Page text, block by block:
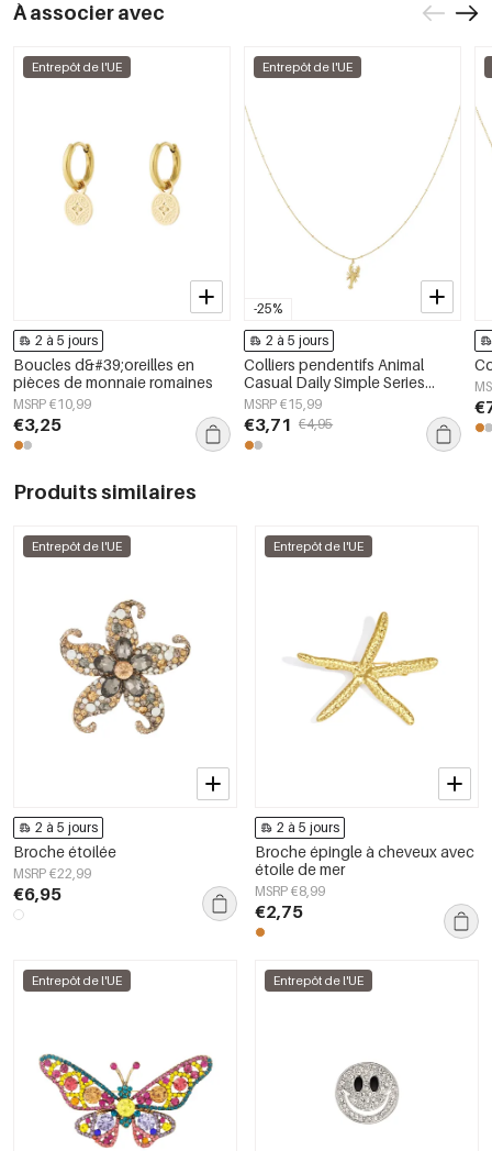
À associer avec
Entrepôt de l'UE
2 à 5 jours
Boucles d&#39;oreilles en
pièces de monnaie romaines
MSRP €10,99
€3,25
-25%
Entrepôt de l'UE
2 à 5 jours
Colliers pendentifs Animal
Casual Daily Simple Series
Bijoux pour femmes
MSRP €15,99
€3,71 €4,95
Produits similaires
Entrepôt de l'UE
2 à 5 jours
Broche étoilée
MSRP €22,99
€6,95
Entrepôt de l'UE
2 à 5 jours
Broche épingle à cheveux avec
étoile de mer
MSRP €8,99
€2,75
Entrepôt de l'UE Entrepôt de l'UE